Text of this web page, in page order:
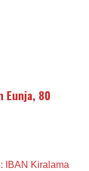
Eunja, 80